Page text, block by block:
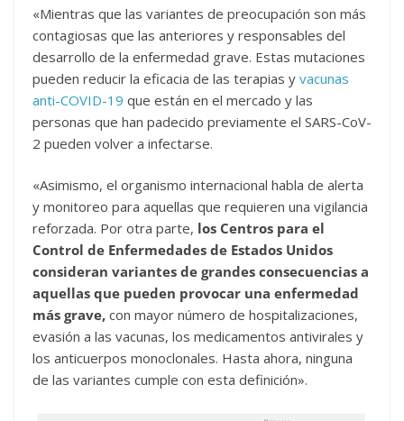
«Mientras que las variantes de preocupación son más
contagiosas que las anteriores y responsables del
desarrollo de la enfermedad grave. Estas mutaciones
pueden reducir la eficacia de las terapias y vacunas
anti-COVID-19 que están en el mercado y las
personas que han padecido previamente el SARS-CoV-
2 pueden volver a infectarse.
«Asimismo, el organismo internacional habla de alerta
y monitoreo para aquellas que requieren una vigilancia
reforzada. Por otra parte, los Centros para el
Control de Enfermedades de Estados Unidos
consideran variantes de grandes consecuencias a
aquellas que pueden provocar una enfermedad
más grave, con mayor número de hospitalizaciones,
evasión a las vacunas, los medicamentos antivirales y
los anticuerpos monoclonales. Hasta ahora, ninguna
de las variantes cumple con esta definición».